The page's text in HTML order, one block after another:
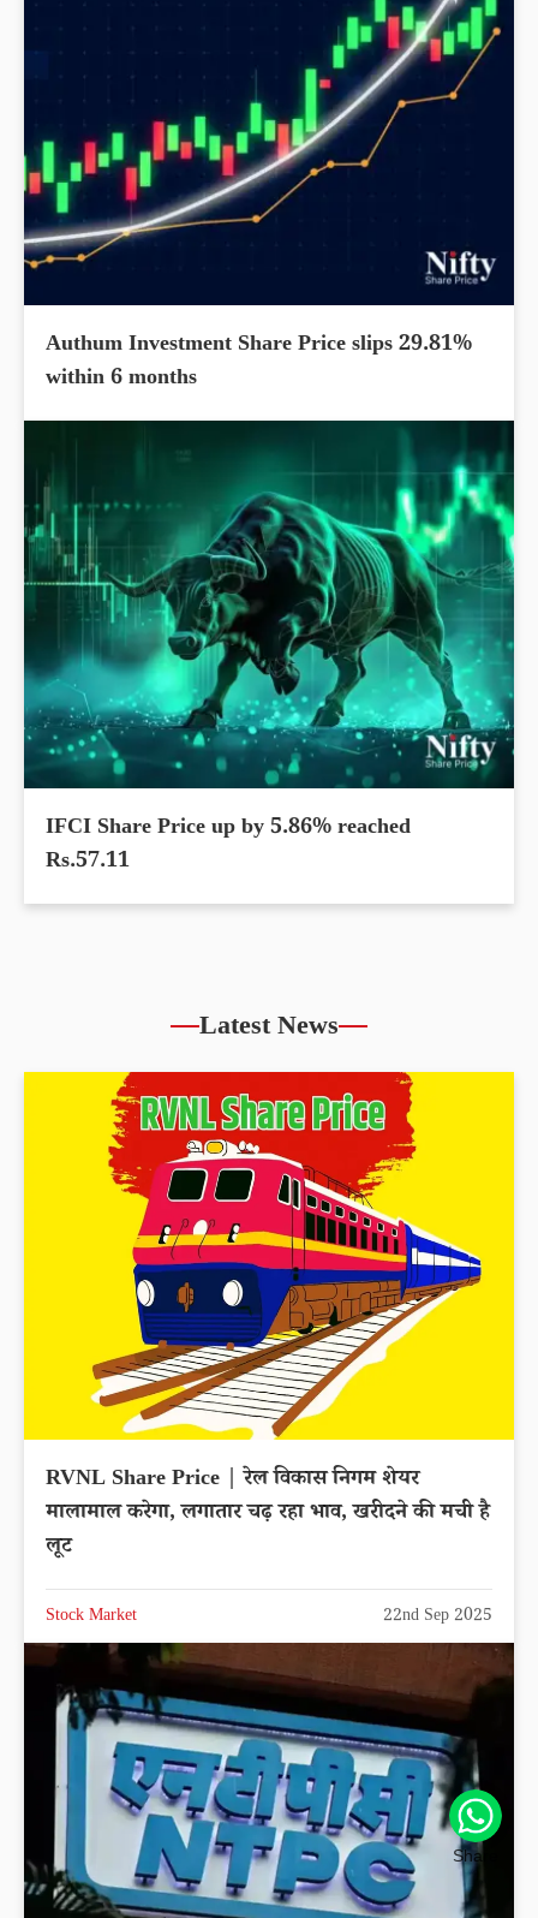
Authum Investment Share Price slips 29.81%
within 6 months
IFCI Share Price up by 5.86% reached
Rs.57.11
Latest News
RVNL Share Price | रेल विकास निगम शेयर
मालामाल करेगा, लगातार चढ़ रहा भाव, खरीदने की मची है
लूट
Stock Market 22nd Sep 2025
Share